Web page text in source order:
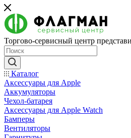
Торгово-сервисный центр
Каталог
Аксессуары для Apple
Аккумуляторы
Чехол-батарея
Аксессуары для Apple Watch
Бамперы
Вентиляторы